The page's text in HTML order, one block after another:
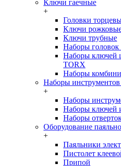
Ключи гаечные
+
Головки
Ключи
Ключи трубные
Наборы головок
Наборы ключей
TORX
Наборы
Наборы
+
Наборы
Наборы ключей
Наборы
Оборудование
+
Паяльники
Пистолет
Припой